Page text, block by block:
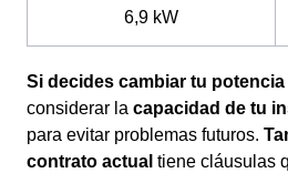
6,9 kW
Si decides cambiar tu
considerar la capacidad de tu
para evitar problemas futuros.
contrato actual tiene cláusulas